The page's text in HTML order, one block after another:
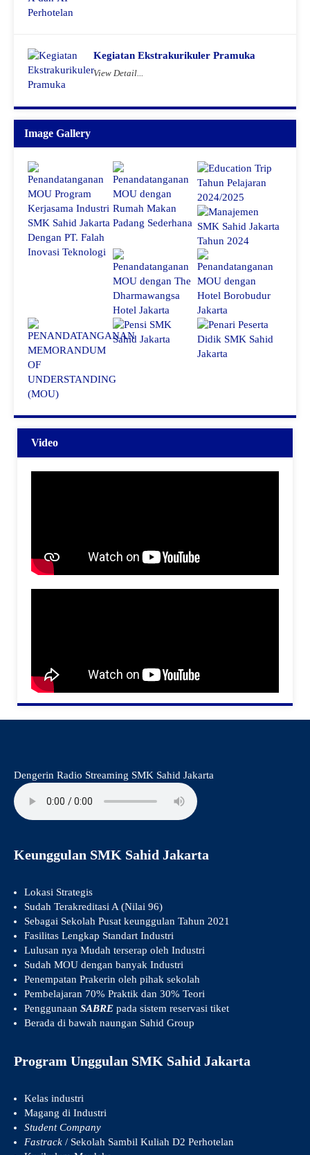
Kegiatan Ekstrakurikuler Pramuka
View Detail...
Image Gallery
Video
Dengerin Radio Streaming SMK Sahid Jakarta
Keunggulan SMK Sahid Jakarta
Lokasi Strategis
Sudah Terakreditasi A (Nilai 96)
Sebagai Sekolah Pusat keunggulan Tahun 2021
Fasilitas Lengkap Standart Industri
Lulusan nya Mudah terserap oleh Industri
Sudah MOU dengan banyak Industri
Penempatan Prakerin oleh pihak sekolah
Pembelajaran 70% Praktik dan 30% Teori
Penggunaan SABRE pada sistem reservasi tiket
Berada di bawah naungan Sahid Group
Program Unggulan SMK Sahid Jakarta
Kelas industri
Magang di Industri
Student Company
Fastrack / Sekolah Sambil Kuliah D2 Perhotelan